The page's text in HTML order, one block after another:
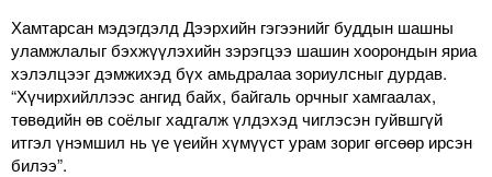
Хамтарсан мэдэгдэлд Дээрхийн гэгээнийг буддын шашны
уламжлалыг бэхжүүлэхийн зэрэгцээ шашин хоорондын яриа
хэлэлцээг дэмжихэд бүх амьдралаа зориулсныг дурдав.
“Хүчирхийллээс ангид байх, байгаль орчныг хамгаалах,
төвөдийн өв соёлыг хадгалж үлдэхэд чиглэсэн гуйвшгүй
итгэл үнэмшил нь үе үеийн хүмүүст урам зориг өгсөөр ирсэн
билээ”.